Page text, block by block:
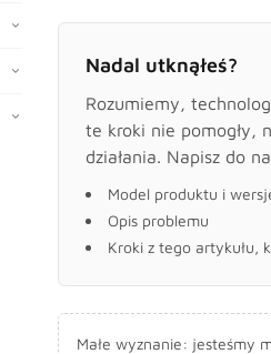
Nadal utknąłeś?
Rozumiemy,
te kroki nie pomogły,
działania. Napisz do
Model produktu i
Opis problemu
Kroki z tego artykułu,
Małe wyznanie: jesteśmy